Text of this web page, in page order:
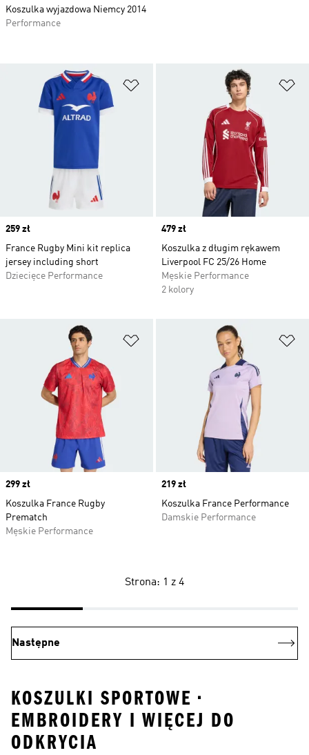
Dodaj do listy życzeń
Price
259 zł
France Rugby Mini kit replica
jersey including short
Dziecięce Performance
Price
479 zł
Koszulka z długim rękawem
Liverpool FC 25/26 Home
Męskie Performance
2 kolory
Dodaj do listy życzeń
Price
299 zł
Koszulka France Rugby
Prematch
Męskie Performance
Price
219 zł
Koszulka France Performance
Damskie Performance
Koszulka wyjazdowa Niemcy 2014
Performance
Strona: 1 z 4
Następne
KOSZULKI SPORTOWE •
EMBROIDERY I WIĘCEJ DO
ODKRYCIA